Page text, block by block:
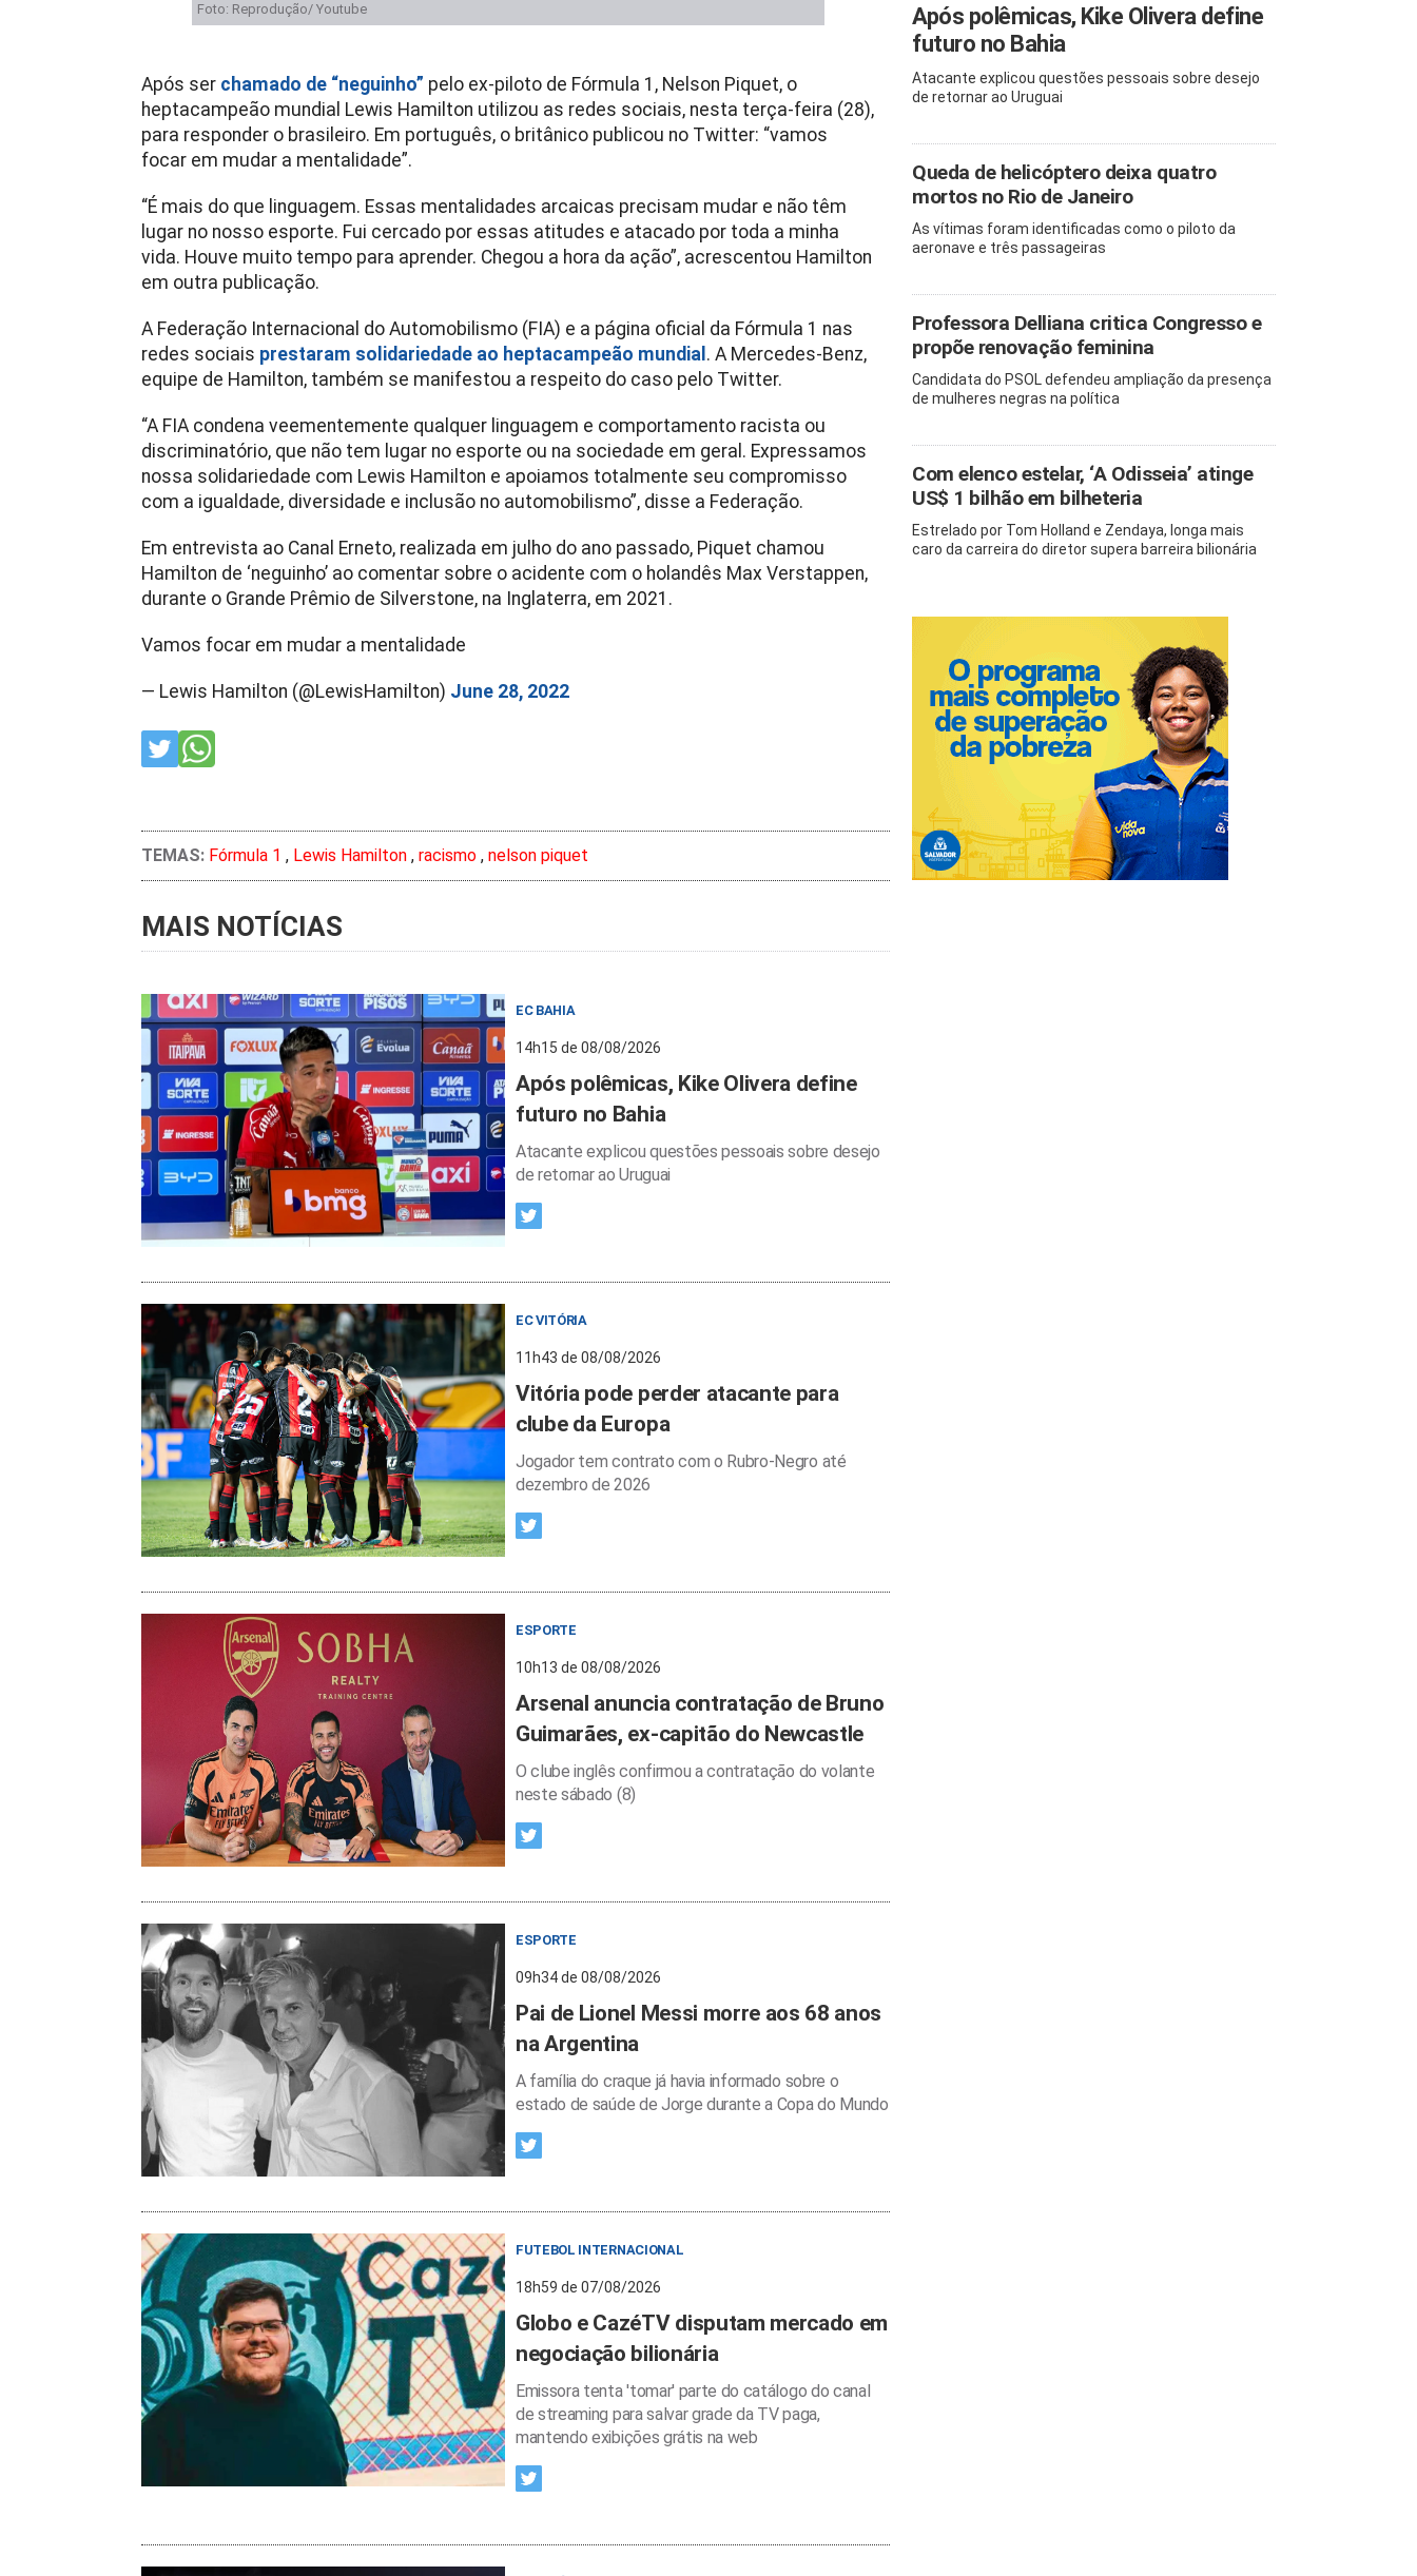
Foto: Reprodução/ Youtube
Após ser chamado de “neguinho” pelo ex-piloto de Fórmula 1, Nelson Piquet, o
heptacampeão mundial Lewis Hamilton utilizou as redes sociais, nesta terça-feira (28),
para responder o brasileiro. Em português, o britânico publicou no Twitter: “vamos
focar em mudar a mentalidade”.
“É mais do que linguagem. Essas mentalidades arcaicas precisam mudar e não têm
lugar no nosso esporte. Fui cercado por essas atitudes e atacado por toda a minha
vida. Houve muito tempo para aprender. Chegou a hora da ação”, acrescentou Hamilton
em outra publicação.
A Federação Internacional do Automobilismo (FIA) e a página oficial da Fórmula 1 nas
redes sociais prestaram solidariedade ao heptacampeão mundial . A Mercedes-Benz,
equipe de Hamilton, também se manifestou a respeito do caso pelo Twitter.
“A FIA condena veementemente qualquer linguagem e comportamento racista ou
discriminatório, que não tem lugar no esporte ou na sociedade em geral. Expressamos
nossa solidariedade com Lewis Hamilton e apoiamos totalmente seu compromisso
com a igualdade, diversidade e inclusão no automobilismo”, disse a Federação.
Em entrevista ao Canal Erneto, realizada em julho do ano passado, Piquet chamou
Hamilton de ‘neguinho’ ao comentar sobre o acidente com o holandês Max Verstappen,
durante o Grande Prêmio de Silverstone, na Inglaterra, em 2021.
Vamos focar em mudar a mentalidade
— Lewis Hamilton (@LewisHamilton) June 28, 2022
TEMAS: Fórmula 1 , Lewis Hamilton , racismo , nelson piquet
MAIS NOTÍCIAS
EC BAHIA
14h15 de 08/08/2026
Após polêmicas, Kike Olivera define
futuro no Bahia
Atacante explicou questões pessoais sobre desejo
de retornar ao Uruguai
EC VITÓRIA
11h43 de 08/08/2026
Vitória pode perder atacante para
clube da Europa
Jogador tem contrato com o Rubro-Negro até
dezembro de 2026
ESPORTE
10h13 de 08/08/2026
Arsenal anuncia contratação de Bruno
Guimarães, ex-capitão do Newcastle
O clube inglês confirmou a contratação do volante
neste sábado (8)
ESPORTE
09h34 de 08/08/2026
Pai de Lionel Messi morre aos 68 anos
na Argentina
A família do craque já havia informado sobre o
estado de saúde de Jorge durante a Copa do Mundo
FUTEBOL INTERNACIONAL
18h59 de 07/08/2026
Globo e CazéTV disputam mercado em
negociação bilionária
Emissora tenta 'tomar' parte do catálogo do canal
de streaming para salvar grade da TV paga,
mantendo exibições grátis na web
Após polêmicas, Kike Olivera define
futuro no Bahia
Atacante explicou questões pessoais sobre desejo
de retornar ao Uruguai
Queda de helicóptero deixa quatro
mortos no Rio de Janeiro
As vítimas foram identificadas como o piloto da
aeronave e três passageiras
Professora Delliana critica Congresso e
propõe renovação feminina
Candidata do PSOL defendeu ampliação da presença
de mulheres negras na política
Com elenco estelar, ‘A Odisseia’ atinge
US$ 1 bilhão em bilheteria
Estrelado por Tom Holland e Zendaya, longa mais
caro da carreira do diretor supera barreira bilionária